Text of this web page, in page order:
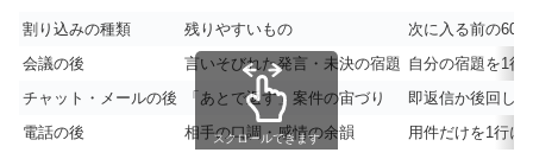
割り込みの種類 残りやすいもの
次に入る前の60
会議の後
言いそびれた発言・未決の宿題 自分の宿題を1行
チャット・メールの後
「あとで返す」案件の宙づり
即返信か後回し
電話の後
相手の口調・感情の余韻 用件だけを1行に
スクロールできます